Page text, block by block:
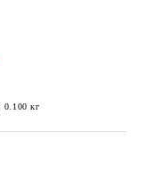
0.100 кг